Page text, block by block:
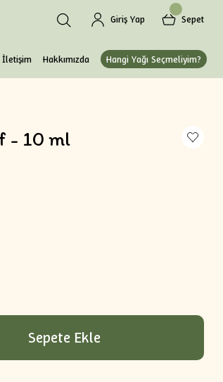
Giriş Yap Sepet
İletişim Hakkımızda Hangi Yağı Seçmeliyim?
- 10 ml
Sepete Ekle